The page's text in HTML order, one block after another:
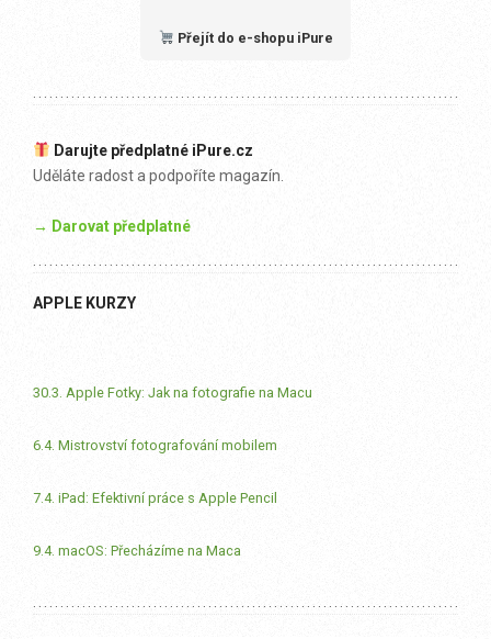
Přejít do e-shopu iPure
Darujte předplatné iPure.cz
Uděláte radost a podpoříte magazín.
→ Darovat předplatné
APPLE KURZY
30.3. Apple Fotky: Jak na fotografie na Macu
6.4. Mistrovství fotografování mobilem
7.4. iPad: Efektivní práce s Apple Pencil
9.4. macOS: Přecházíme na Maca